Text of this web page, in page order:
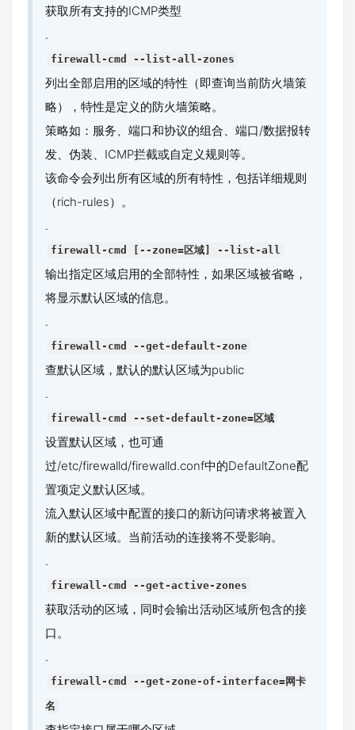
获取所有支持的ICMP类型
.
firewall-cmd --list-all-zones
列出全部启用的区域的特性（即查询当前防火墙策
略），特性是定义的防火墙策略。
策略如：服务、端口和协议的组合、端口/数据报转
发、伪装、ICMP拦截或自定义规则等。
该命令会列出所有区域的所有特性，包括详细规则
（rich-rules）。
.
firewall-cmd [--zone=区域] --list-all
输出指定区域启用的全部特性，如果区域被省略，
将显示默认区域的信息。
.
firewall-cmd --get-default-zone
查默认区域，默认的默认区域为public
.
firewall-cmd --set-default-zone=区域
设置默认区域，也可通
过/etc/firewalld/firewalld.conf中的DefaultZone配
置项定义默认区域。
流入默认区域中配置的接口的新访问请求将被置入
新的默认区域。当前活动的连接将不受影响。
.
firewall-cmd --get-active-zones
获取活动的区域，同时会输出活动区域所包含的接
口。
.
firewall-cmd --get-zone-of-interface=网卡
名